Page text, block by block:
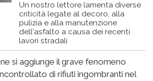
Un nostro lettore lamenta diverse
criticità legate al decoro, alla
pulizia e alla manutenzione
dell'asfalto a causa dei recenti
lavori stradali
si aggiunge il grave fenomeno
di rifiuti ingombranti nel